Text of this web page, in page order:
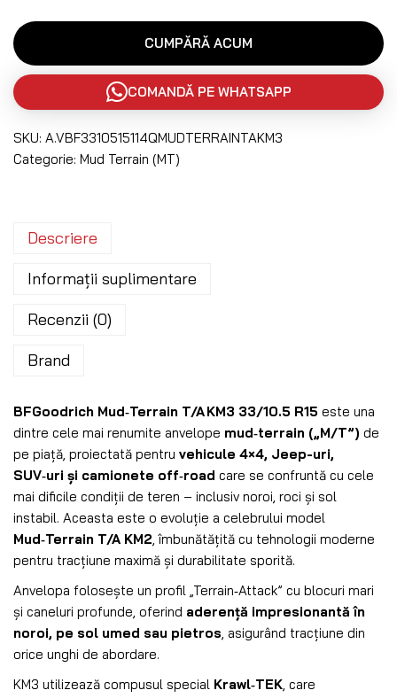
CUMPĂRĂ ACUM
COMANDĂ PE WHATSAPP
SKU: A.VBF3310515114QMUDTERRAINTAKM3
Categorie: Mud Terrain (MT)
Descriere
Informații suplimentare
Recenzii (0)
Brand
BFGoodrich Mud‑Terrain T/A KM3 33/10.5 R15 este una
dintre cele mai renumite anvelope mud‑terrain („M/T”) de
pe piață, proiectată pentru vehicule 4×4, Jeep-uri,
SUV‑uri și camionete off‑road care se confruntă cu cele
mai dificile condiții de teren – inclusiv noroi, roci și sol
instabil. Aceasta este o evoluție a celebrului model
Mud‑Terrain T/A KM2 , îmbunătățită cu tehnologii moderne
pentru tracțiune maximă și durabilitate sporită.
Anvelopa folosește un profil „Terrain‑Attack” cu blocuri mari
și caneluri profunde, oferind aderență impresionantă în
noroi, pe sol umed sau pietros , asigurând tracțiune din
orice unghi de abordare.
KM3 utilizează compusul special Krawl‑TEK , care